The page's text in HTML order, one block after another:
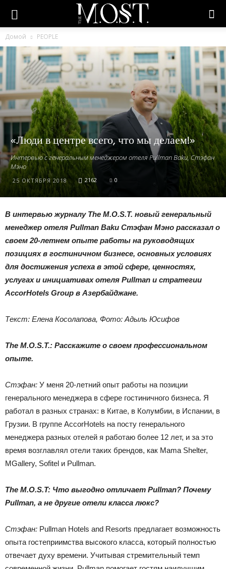
Домой PEOPLE
«Люди в центре всего, что мы делаем!»
Интервью с генеральным менеджером отеля Pullman Baku, Стэфан
Мэно
25 ОКТЯБРЯ 2018 2162 0
В интервью журналу The M.O.S.T. новый генеральный
менеджер отеля Pullman Baku Стэфан Мэно рассказал о
своем 20-летнем опыте работы на руководящих
позициях в гостиничном бизнесе, основных условиях
для достижения успеха в этой сфере, ценностях,
услугах и инициативах отеля Pullman и стратегии
AccorHotels Group в Азербайджане.
Текст: Елена Косолапова, Фото: Адыль Юсифов
The M.O.S.T.: Расскажите о своем профессиональном
опыте.
Стэфан: У меня 20-летний опыт работы на позиции
генерального менеджера в сфере гостиничного бизнеса. Я
работал в разных странах: в Китае, в Колумбии, в Испании, в
Грузии. В группе AccorHotels на посту генерального
менеджера разных отелей я работаю более 12 лет, и за это
время возглавлял отели таких брендов, как Mama Shelter,
MGallery, Sofitel и Pullman.
The M.O.S.T: Что выгодно отличает Pullman? Почему
Pullman, а не другие отели класса люкс?
Стэфан: Pullman Hotels and Resorts предлагает возможность
опыта гостеприимства высокого класса, который полностью
отвечает духу времени. Учитывая стремительный темп